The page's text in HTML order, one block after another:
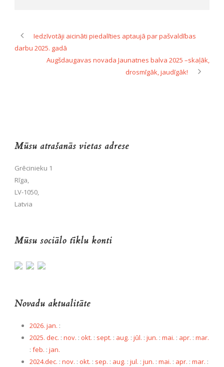
Iedzīvotāji aicināti piedalīties aptaujā par pašvaldības
darbu 2025. gadā
Augšdaugavas novada Jaunatnes balva 2025 –skaļāk,
drosmīgāk, jaudīgāk!
Mūsu atrašanās vietas adrese
Grēcinieku 1
Rīga,
LV-1050,
Latvia
Mūsu sociālo tīklu konti
Novadu aktualitāte
2026. jan. :
2025. dec. : nov. : okt. : sept. : aug. : jūl. : jun. : mai. : apr. : mar.
: feb. : jan.
2024.dec. : nov. : okt. : sep. : aug. : jul. : jun. : mai. : apr. : mar. :